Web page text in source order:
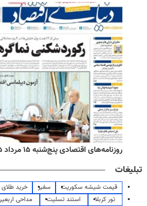
روزنامه‌های اقتصادی پنج‌شنبه ۱۵ مرداد ۱۴۰۵
تبلیغات
قیمت شیشه سکوریت سفیر خرید
تور کربلا
استند تسلیت مداحی